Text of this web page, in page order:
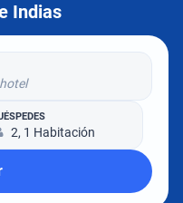
Indias
2, 1 Habitación